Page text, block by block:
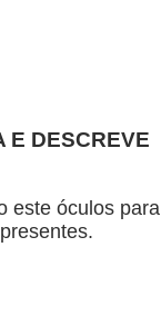
E DESCREVE
este óculos para